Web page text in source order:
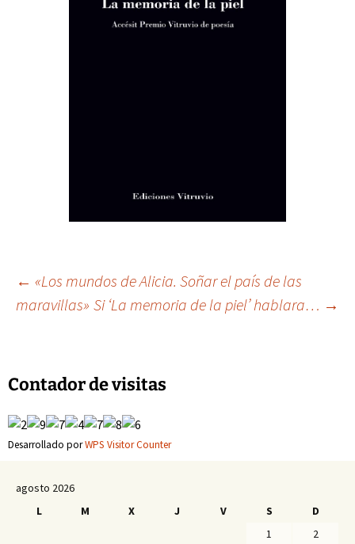
Navegación
entradas
← «Los mundos de Alicia. Soñar el país de las
maravillas» Si ‘La memoria de la piel’ hablara… →
Contador de visitas
Desarrollado porWPS Visitor Counter
agosto 2026
L
M X J V S
D
1
2